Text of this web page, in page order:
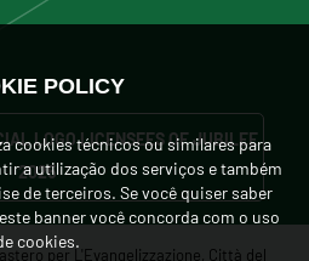
LOGO LICENSEES OF JUBILEE
2025
per L'Evangelizzazione, Città del
POLICY
cookies técnicos ou similares para
a utilização dos serviços e também
de terceiros. Se você quiser saber
banner você concorda com o uso
cookies.